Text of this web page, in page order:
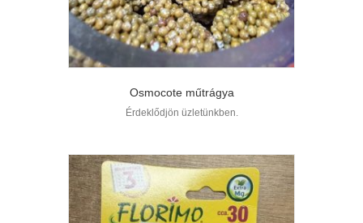
Osmocote műtrágya
Érdeklődjön üzletünkben.